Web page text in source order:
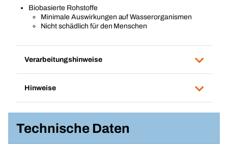
Biobasierte Rohstoffe
Minimale Auswirkungen auf Wasserorganismen
Nicht schädlich für den Menschen
Verarbeitungshinweise
Hinweise
Technische Daten